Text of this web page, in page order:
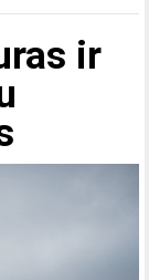
ir